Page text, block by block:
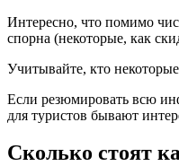
Интересно, что помимо
спорна (некоторые, как
Учитывайте, кто
Если резюмировать всю
для туристов бывают
Сколько стоят